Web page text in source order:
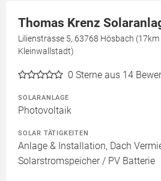
Thomas Krenz
Lilienstrasse 5, 63768 Hösbach
Kleinwallstadt)
0 Sterne aus 14
SOLARANLAGE
Photovoltaik
SOLAR TÄTIGKEITEN
Anlage & Installation, Dach
Solarstromspeicher / PV Batterie